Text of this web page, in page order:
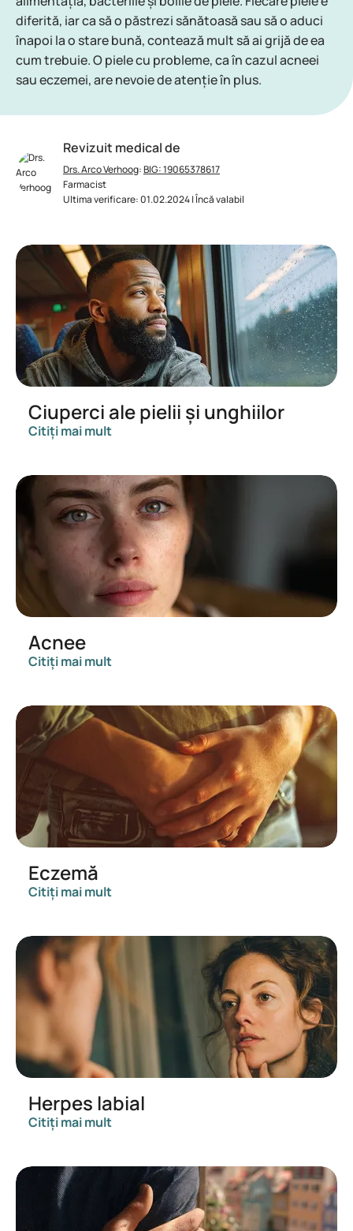
diferită, iar ca să o păstrezi sănătoasă sau să o aduci
înapoi la o stare bună, contează mult să ai grijă de ea
cum trebuie. O piele cu probleme, ca în cazul acneei
sau eczemei, are nevoie de atenție în plus.
Revizuit medical de
Drs. Arco Verhoog:BIG: 19065378617
Farmacist
Ultima verificare: 01.02.2024 | Încă valabil
Ciuperci ale pielii și unghiilor
Citiți mai mult
Acnee
Citiți mai mult
Eczemă
Citiți mai mult
Herpes labial
Citiți mai mult